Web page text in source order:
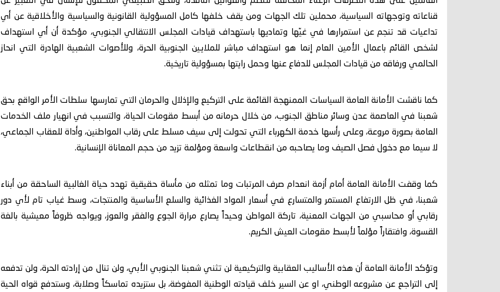
قناعاته وتوجهاته السياسية، محملين تلك الجهات ومن يقف خلفها كامل المسؤولية القانونية والسياسية والأخلاقية عن أي
تداعيات قد تنجم عن استمرارها في غيّها وتماديها باستهداف قيادات المجلس الانتقالي الجنوبي، مؤكدة أن أي استهداف
لشخص القائم باعمال الأمين العام إنما هو استهداف مباشر للملايين الجنوبية الحرة، وللأصوات الشعبية الهادرة التي انحاز
الحالمي ورفاقه من قيادات المجلس للدفاع عنها وحمل رايتها بمسؤولية تاريخية.
كما ناقشت الأمانة العامة السياسات الممنهجة القائمة على التركيع والإذلال والحرمان التي تمارسها سلطات الأمر الواقع بحق
شعبنا في العاصمة عدن وسائر مناطق الجنوب، من خلال حرمانه من أبسط مقومات الحياة، والتسبب في انهيار ملف الخدمات
العامة بصورة مروعة، وعلى رأسها خدمة الكهرباء التي تحولت إلى سيف مسلط على رقاب المواطنين، وأداة للعقاب الجماعي،
لا سيما مع دخول فصل الصيف وما يصاحبه من انقطاعات واسعة ومؤلمة تزيد من حجم المعاناة الإنسانية.
كما وقفت الأمانة العامة أمام أزمة انعدام صرف المرتبات وما تمثله من مأساة حقيقية تهدد حياة الغالبية الساحقة من أبناء
شعبنا، في ظل الارتفاع المستمر والمتسارع في أسعار المواد الغذائية والسلع الأساسية والمنتجات، وسط غياب تام لأي دور
رقابي أو محاسبي من الجهات المعنية، تاركة المواطن وحيداً يصارع مرارة الجوع والفقر والعوز، ويواجه ظروفاً معيشية بالغة
القسوة، وافتقاراً مؤلماً لأبسط مقومات العيش الكريم.
وتؤكد الأمانة العامة أن هذه الأساليب العقابية والتركيعية لن تثني شعبنا الجنوبي الأبي، ولن تنال من إرادته الحرة، ولن تدفعه
إلى التراجع عن مشروعه الوطني، او عن السير خلف قيادته الوطنية المفوضة، بل ستزيده تماسكاً وصلابة، وستدفع قواه الحية